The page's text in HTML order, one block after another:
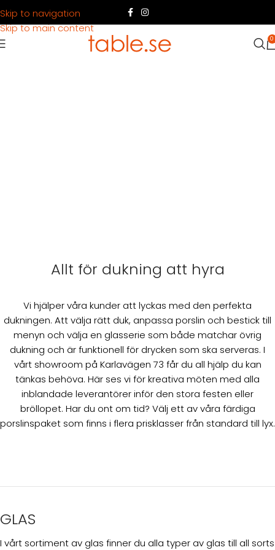
Skip to navigation
Skip to main content
0
Allt för dukning att hyra
Vi hjälper våra kunder att lyckas med den perfekta
dukningen. Att välja rätt duk, anpassa porslin och bestick till
menyn och välja en glasserie som både matchar övrig
dukning och är funktionell för drycken som ska serveras. I
vårt showroom på Karlavägen 73 får du all hjälp du kan
tänkas behöva. Här ses vi för kreativa möten med alla
inblandade leverantörer inför den stora festen eller
bröllopet. Har du ont om tid? Välj ett av våra färdiga
porslinspaket som finns i flera prisklasser från standard till lyx.
GLAS
I vårt sortiment av glas finner du alla typer av glas till all sorts